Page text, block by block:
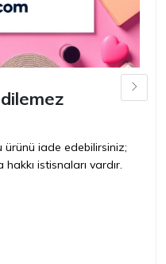
ürünü iade edebilirsiniz;
istisnaları vardır.